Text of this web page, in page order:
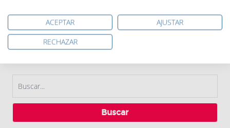
BUSCADOR DE ARTÍCULOS
Buscar
ACEPTAR
AJUSTAR
RECHAZAR